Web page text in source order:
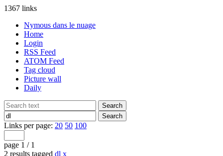
1367 links
Nymous dans le nuage
Home
Login
RSS Feed
ATOM Feed
Tag cloud
Picture wall
Daily
Links per page: 20 50 100
page 1 / 1
2 results tagged dl x